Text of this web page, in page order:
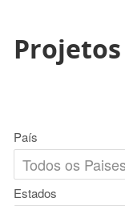
País
Estados